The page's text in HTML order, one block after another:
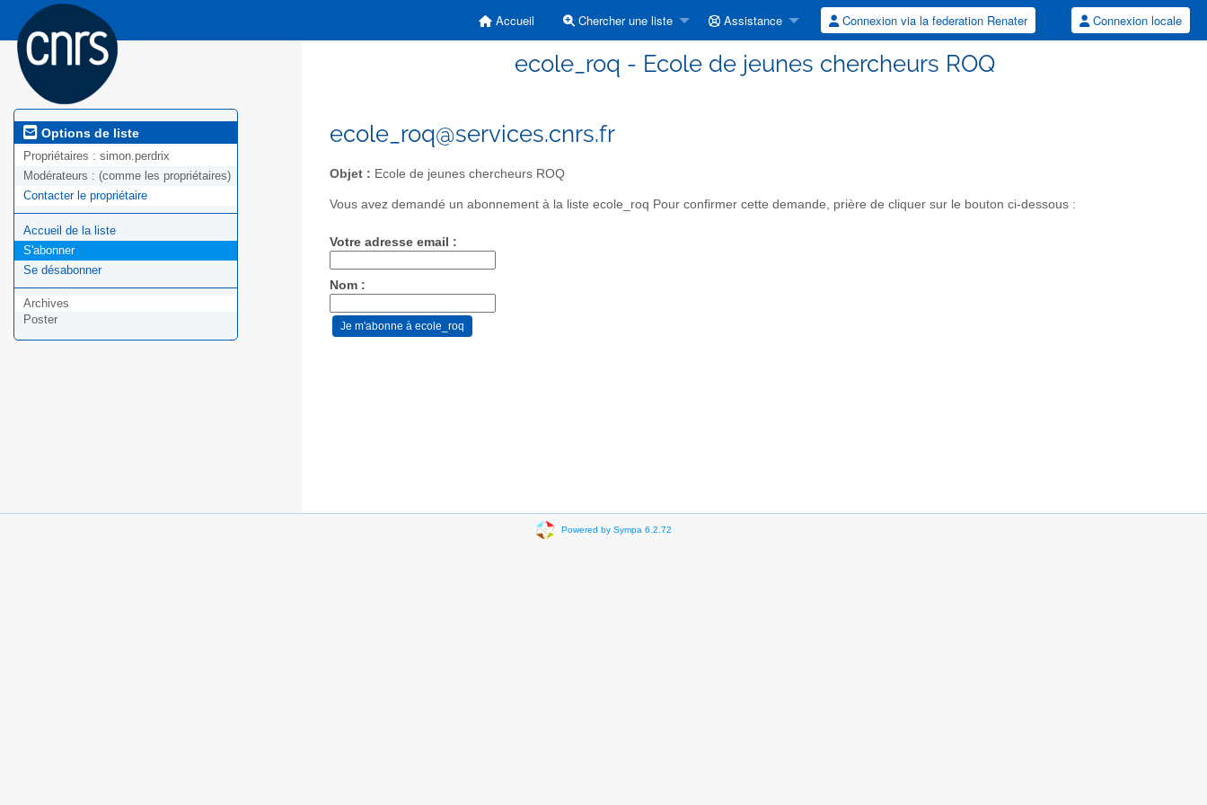
Accueil Chercher une liste Assistance Connexion via la federation Renater Connexion locale
ecole_roq - Ecole de jeunes chercheurs ROQ
Options de liste
Propriétaires : simon.perdrix
Modérateurs : (comme les propriétaires)
Contacter le propriétaire
Accueil de la liste
S'abonner
Se désabonner
Archives
Poster
ecole_roq@services.cnrs.fr
Objet : Ecole de jeunes chercheurs ROQ
Vous avez demandé un abonnement à la liste ecole_roq Pour confirmer cette demande, prière de cliquer sur le bouton ci-dessous :
Votre adresse email :
Nom :
Powered by Sympa 6.2.72